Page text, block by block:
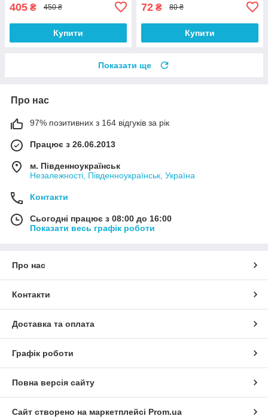
405 ₴ 450 ₴
Купити
72 ₴ 80 ₴
Купити
Показати ще
Про нас
97% позитивних з 164 відгуків за рік
Працює з 26.06.2013
м. Південноукраїнськ
Незалежності, Південноукраїнськ, Україна
Контакти
Сьогодні працює з 08:00 до 16:00
Показати весь графік роботи
Про нас
Контакти
Доставка та оплата
Графік роботи
Повна версія сайту
Сайт створено на маркетплейсі Prom.ua